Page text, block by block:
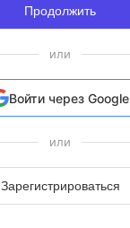
Продолжить
или
Войти через Google
или
Зарегистрироваться